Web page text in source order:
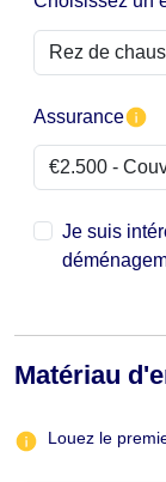
Assurance
Je suis
Matériau
Louez le